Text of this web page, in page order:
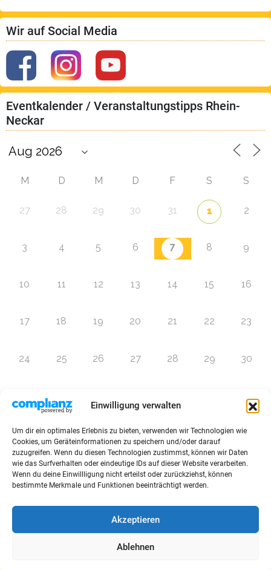
Einwilligung verwalten
Um dir ein optimales Erlebnis zu bieten, verwenden wir Technologien wie
Cookies, um Geräteinformationen zu speichern und/oder darauf
zuzugreifen. Wenn du diesen Technologien zustimmst, können wir Daten
wie das Surfverhalten oder eindeutige IDs auf dieser Website verarbeiten.
Wenn du deine Einwillligung nicht erteilst oder zurückziehst, können
bestimmte Merkmale und Funktionen beeinträchtigt werden.
Akzeptieren
Ablehnen
Wir auf Social Media
Eventkalender / Veranstaltungstipps Rhein-
Neckar
M D M D F S S
27 28 29 30 31 1 2
3 4 5 6 7 8 9
10 11 12 13 14 15 16
17 18 19 20 21 22 23
24 25 26 27 28 29 30
Zur Eventübersicht
Sitemap